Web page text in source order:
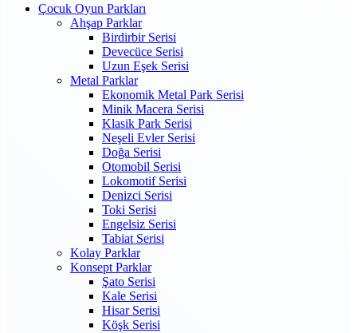
Çocuk Oyun Parkları
Ahşap Parklar
Birdirbir Serisi
Devecüce Serisi
Uzun Eşek Serisi
Metal Parklar
Ekonomik Metal Park Serisi
Minik Macera Serisi
Klasik Park Serisi
Neşeli Evler Serisi
Doğa Serisi
Otomobil Serisi
Lokomotif Serisi
Denizci Serisi
Toki Serisi
Engelsiz Serisi
Tabiat Serisi
Kolay Parklar
Konsept Parklar
Şato Serisi
Kale Serisi
Hisar Serisi
Köşk Serisi